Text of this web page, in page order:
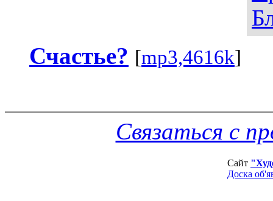
Счастье? [mp3,4616k]
Связаться с
Сайт
Доска